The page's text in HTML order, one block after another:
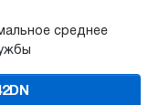
среднее